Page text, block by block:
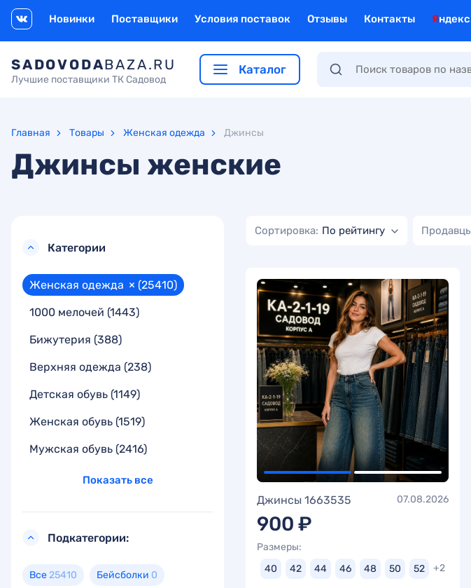
Новинки Поставщики Условия поставок Отзывы Контакты
SADOVODABAZA.RU
Лучшие поставщики ТК Садовод
Каталог
Главная Товары Женская одежда Джинсы
Джинсы женские
Категории
Женская одежда × (25410)
1000 мелочей (1443)
Бижутерия (388)
Верхняя одежда (238)
Детская обувь (1149)
Женская обувь (1519)
Мужская обувь (2416)
Показать все
Подкатегории:
Все25410 Бейсболки 0
Сортировка: По рейтингу
Джинсы 1663535 07.08.2026
900 ₽
Размеры:
+2
40 42 44 46 48 50 52